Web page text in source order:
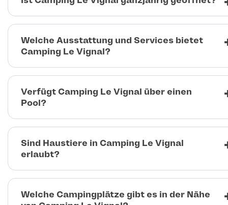
Welche Ausstattung und Services bietet
Camping Le Vignal?
Verfügt Camping Le Vignal über einen
Pool?
Sind Haustiere in Camping Le Vignal
erlaubt?
Welche Campingplätze gibt es in der Nähe